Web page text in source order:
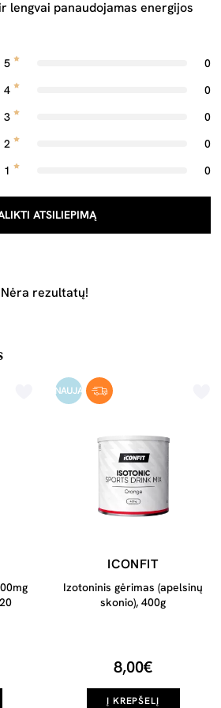
lengvai panaudojamas energijos
5
0
4
0
3
0
2
0
1
0
ATSILIEPIMĄ
Nėra rezultatų!
NAUJA
ICONFIT
Izotoninis gėrimas (apelsinų
skonio), 400g
8,00€
Į KREPŠELĮ